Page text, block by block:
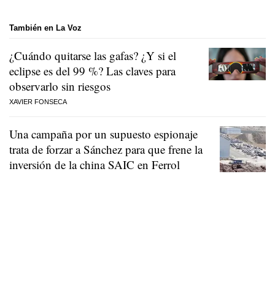
También en La Voz
¿Cuándo quitarse las gafas? ¿Y si el
eclipse es del 99 %? Las claves para
observarlo sin riesgos
XAVIER FONSECA
Una campaña por un supuesto espionaje
trata de forzar a Sánchez para que frene la
inversión de la china SAIC en Ferrol